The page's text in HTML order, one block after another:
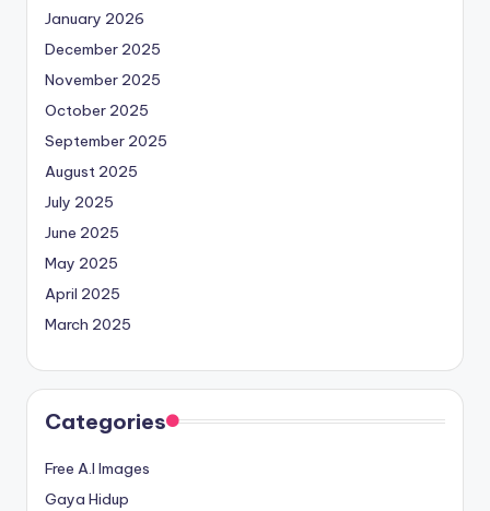
January 2026
December 2025
November 2025
October 2025
September 2025
August 2025
July 2025
June 2025
May 2025
April 2025
March 2025
Categories
Free A.I Images
Gaya Hidup